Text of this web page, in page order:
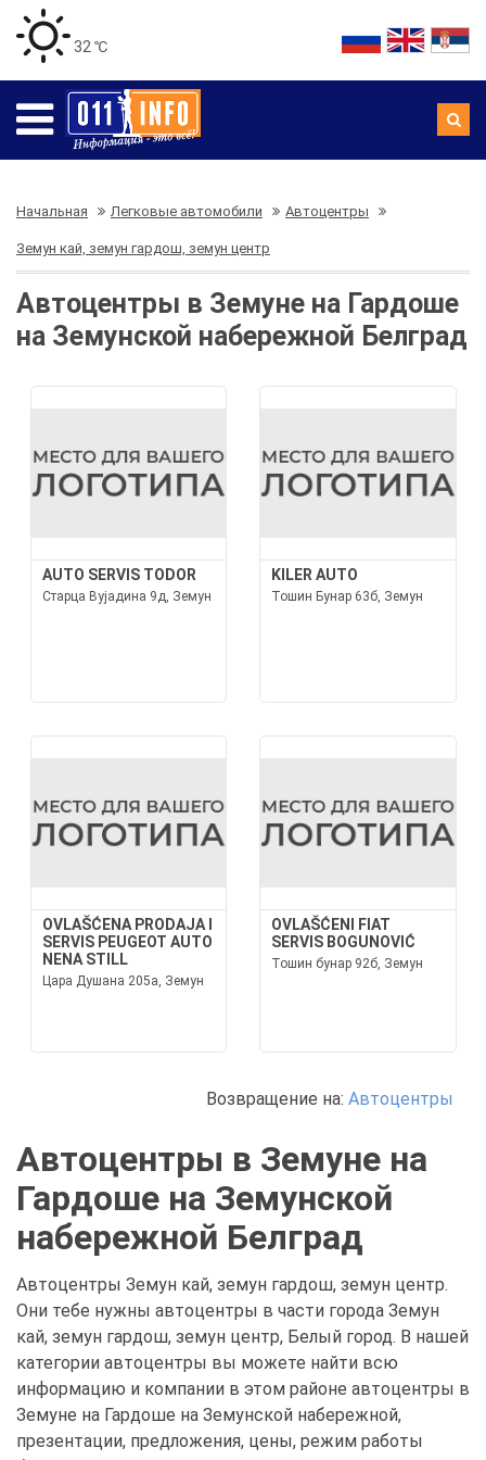
32 ℃
Начальная Легковые автомобили Автоцентры
Земун кай, земун гардош, земун центр
Автоцентры в Земуне на Гардоше
на Земунской набережной Белград
AUTO SERVIS TODOR
Старца Вујадина 9д, Земун
KILER AUTO
Тошин Бунар 63б, Земун
OVLAŠĆENA PRODAJA I
SERVIS PEUGEOT AUTO
NENA STILL
Цара Душана 205а, Земун
OVLAŠĆENI FIAT
SERVIS BOGUNOVIĆ
Тошин бунар 92б, Земун
Возвращение на: Автоцентры
Автоцентры в Земуне на
Гардоше на Земунской
набережной Белград
Автоцентры Земун кай, земун гардош, земун центр.
Они тебе нужны автоцентры в части города Земун
кай, земун гардош, земун центр, Белый город. В нашей
категории автоцентры вы можете найти всю
информацию и компании в этом районе автоцентры в
Земуне на Гардоше на Земунской набережной,
презентации, предложения, цены, режим работы